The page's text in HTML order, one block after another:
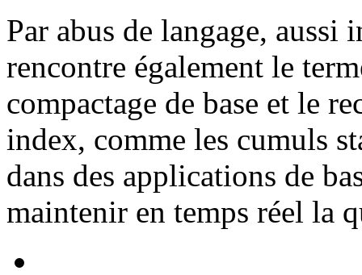
Par abus de langage, aussi
rencontre également le
compactage de base et le
index, comme les cumuls
dans des applications de
maintenir en temps réel la